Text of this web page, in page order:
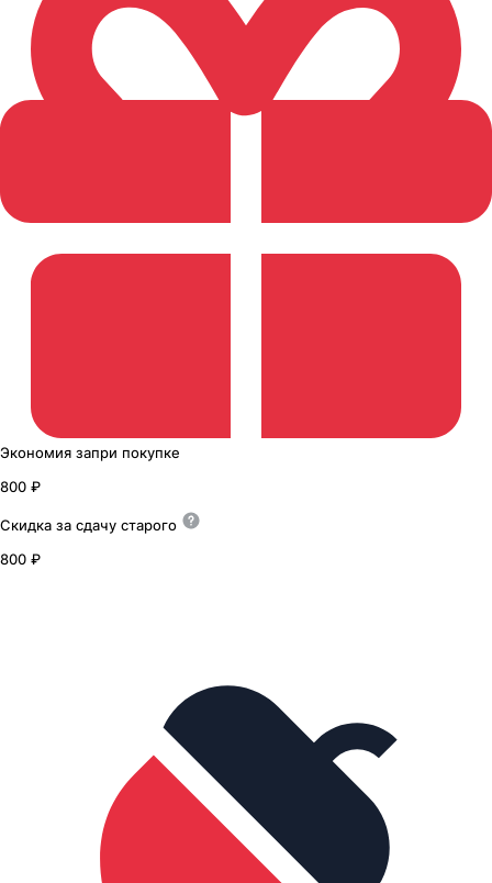
Экономия запри покупке
800 ₽
Скидка за сдачу старого
800 ₽